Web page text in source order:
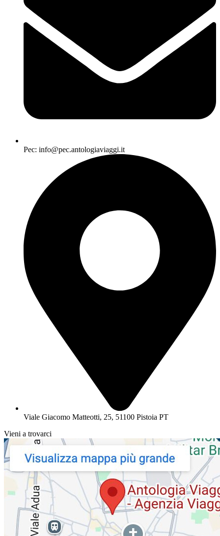
Pec: info@pec.antologiaviaggi.it
Viale Giacomo Matteotti, 25, 51100 Pistoia PT
Vieni a trovarci